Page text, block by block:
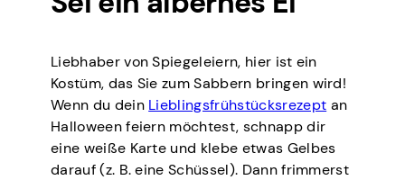
Liebhaber von Spiegeleiern, hier ist ein
Kostüm, das Sie zum Sabbern bringen wird!
Wenn du dein Lieblingsfrühstücksrezept an
Halloween feiern möchtest, schnapp dir
eine weiße Karte und klebe etwas Gelbes
darauf (z. B. eine Schüssel). Dann frimmerst